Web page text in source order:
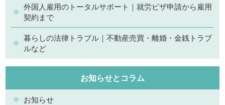
外国人雇用のトータルサポート｜就労ビザ申請から雇用
契約まで
暮らしの法律トラブル｜不動産売買・離婚・金銭トラブ
ルなど
お知らせとコラム
お知らせ